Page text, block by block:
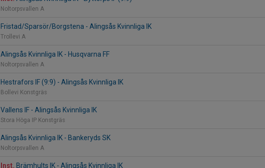
Noltorpsvallen A
Fristad/Sparsör/Borgstena - Alingsås Kvinnliga IK
Trollevi A
Alingsås Kvinnliga IK - Husqvarna FF
Noltorpsvallen A
Hestrafors IF (9:9) - Alingsås Kvinnliga IK
Bollevi Konstgräs
Vallens IF - Alingsås Kvinnliga IK
Stora Höga IP Konstgräs
Alingsås Kvinnliga IK - Bankeryds SK
Noltorpsvallen A
Inst. Brämhults IK - Alingsås Kvinnliga IK